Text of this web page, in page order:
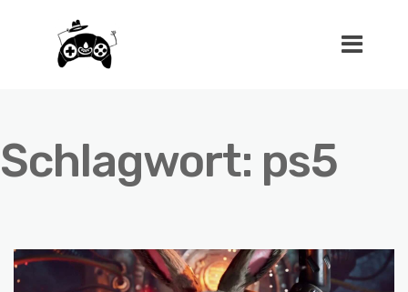
Schlagwort: ps5